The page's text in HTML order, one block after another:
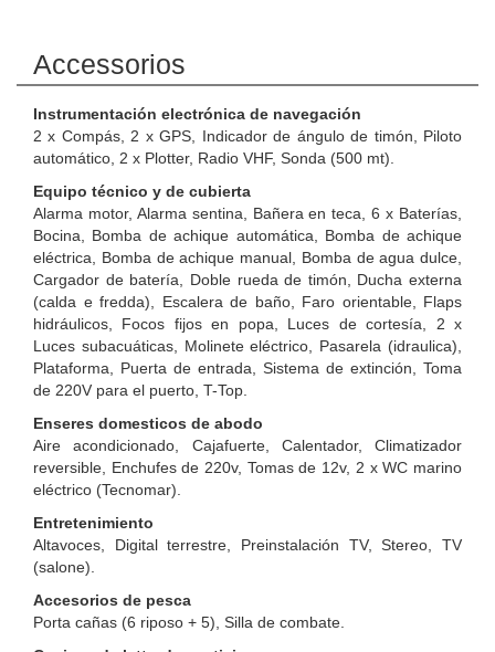
Accessorios
Instrumentación electrónica de navegación
2 x Compás, 2 x GPS, Indicador de ángulo de timón, Piloto
automático, 2 x Plotter, Radio VHF, Sonda (500 mt).
Equipo técnico y de cubierta
Alarma motor, Alarma sentina, Bañera en teca, 6 x Baterías,
Bocina, Bomba de achique automática, Bomba de achique
eléctrica, Bomba de achique manual, Bomba de agua dulce,
Cargador de batería, Doble rueda de timón, Ducha externa
(calda e fredda), Escalera de baño, Faro orientable, Flaps
hidráulicos, Focos fijos en popa, Luces de cortesía, 2 x
Luces subacuáticas, Molinete eléctrico, Pasarela (idraulica),
Plataforma, Puerta de entrada, Sistema de extinción, Toma
de 220V para el puerto, T-Top.
Enseres domesticos de abodo
Aire acondicionado, Cajafuerte, Calentador, Climatizador
reversible, Enchufes de 220v, Tomas de 12v, 2 x WC marino
eléctrico (Tecnomar).
Entretenimiento
Altavoces, Digital terrestre, Preinstalación TV, Stereo, TV
(salone).
Accesorios de pesca
Porta cañas (6 riposo + 5), Silla de combate.